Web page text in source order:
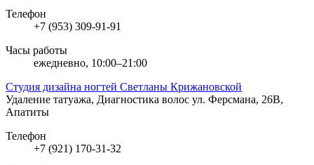
Телефон
+7 (953) 309-91-91
Часы работы
ежедневно, 10:00–21:00
Студия дизайна ногтей Светланы Крижановской
Удаление татуажа, Диагностика волос ул. Ферсмана, 26В,
Апатиты
Телефон
+7 (921) 170-31-32